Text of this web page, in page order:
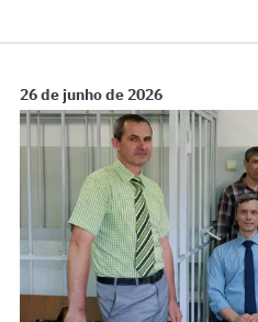
26 de junho de 2026